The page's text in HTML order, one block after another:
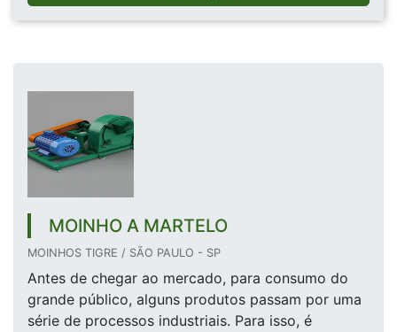
MOINHO A MARTELO
MOINHOS TIGRE / SÃO PAULO - SP
Antes de chegar ao mercado, para consumo do
grande público, alguns produtos passam por uma
série de processos industriais. Para isso, é